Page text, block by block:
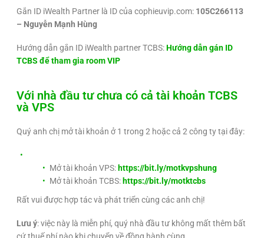
Gắn ID iWealth Partner là ID của cophieuvip.com: 105C266113
– Nguyễn Mạnh Hùng
Hướng dẫn gắn ID iWealth partner TCBS:Hướng dẫn gán ID
TCBS để tham gia room VIP
Với nhà đầu tư chưa có cả tài khoản TCBS
và VPS
Quý anh chị mở tài khoản ở 1 trong 2 hoặc cả 2 công ty tại đây:
Mở tài khoản VPS: https://bit.ly/motkvpshung
Mở tài khoản TCBS: https://bit.ly/motktcbs
Rất vui được hợp tác và phát triển cùng các anh chị!
Lưu ý: việc này là miễn phí, quý nhà đầu tư không mất thêm bất